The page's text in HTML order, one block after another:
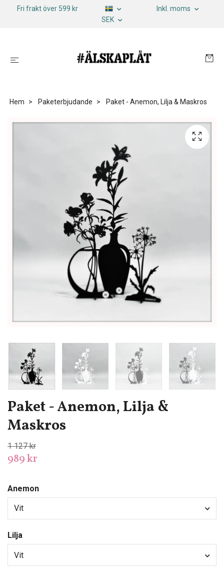
Fri frakt över 599 kr
Inkl. moms
SEK
Hem Paketerbjudande Paket - Anemon, Lilja & Maskros
Paket - Anemon, Lilja &
Maskros
1 127 kr
989 kr
Anemon
Vit
Lilja
Vit